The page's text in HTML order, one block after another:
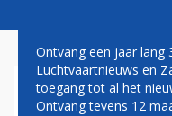
DE
Ontvang een jaar lang
Luchtvaartnieuws en
toegang tot al het
Ontvang tevens 12